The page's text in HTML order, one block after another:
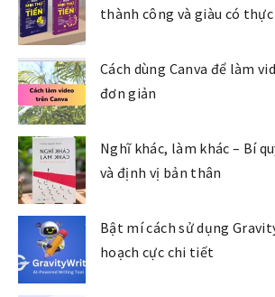
thành công và giàu có
Cách dùng Canva để làm
đơn giản
Nghĩ khác, làm khác – Bí
và định vị bản thân
Bật mí cách sử dụng
hoạch cực chi tiết